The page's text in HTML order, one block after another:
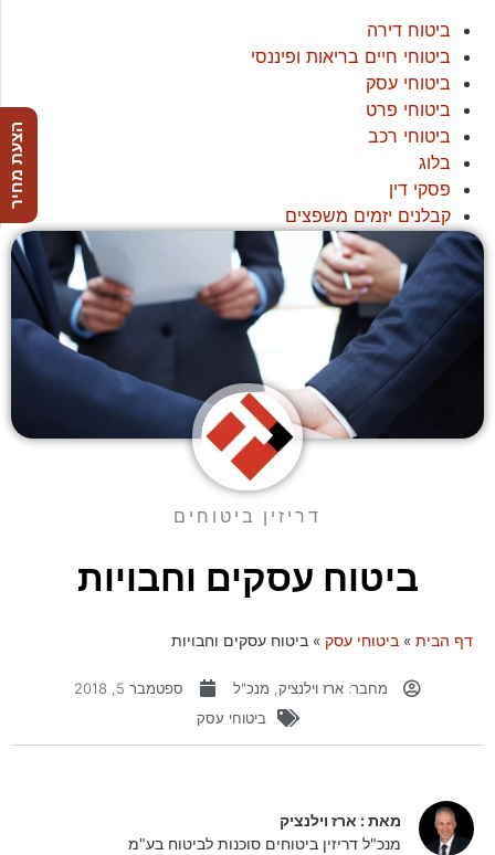
ביטוח דירה
ביטוחי חיים בריאות ופיננסי
ביטוחי עסק
ביטוחי פרט
ביטוחי רכב
בלוג
פסקי דין
קבלנים יזמים משפצים
דריזין ביטוחים
ביטוח עסקים וחבויות
דף הבית » ביטוחי עסק » ביטוח עסקים וחבויות
מחבר: ארז וילנציק, מנכ"ל
ספטמבר 5, 2018
ביטוחי עסק
מאת : ארז וילנציק
מנכ"ל דריזין ביטוחים סוכנות לביטוח בע"מ
הצעת מחיר